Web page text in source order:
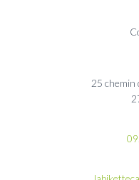
25 chemin